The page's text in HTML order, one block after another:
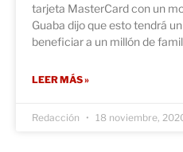
tarjeta MasterCard con un
Guaba dijo que esto tendrá
beneficiar a un millón de
LEER MÁS »
Redacción 18 noviembre,